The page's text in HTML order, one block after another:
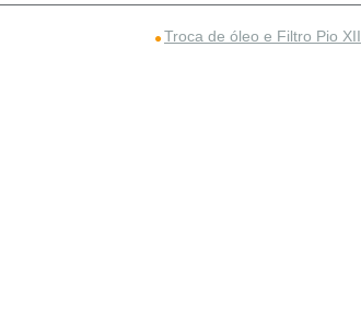
Troca de óleo e Filtro Pio XII